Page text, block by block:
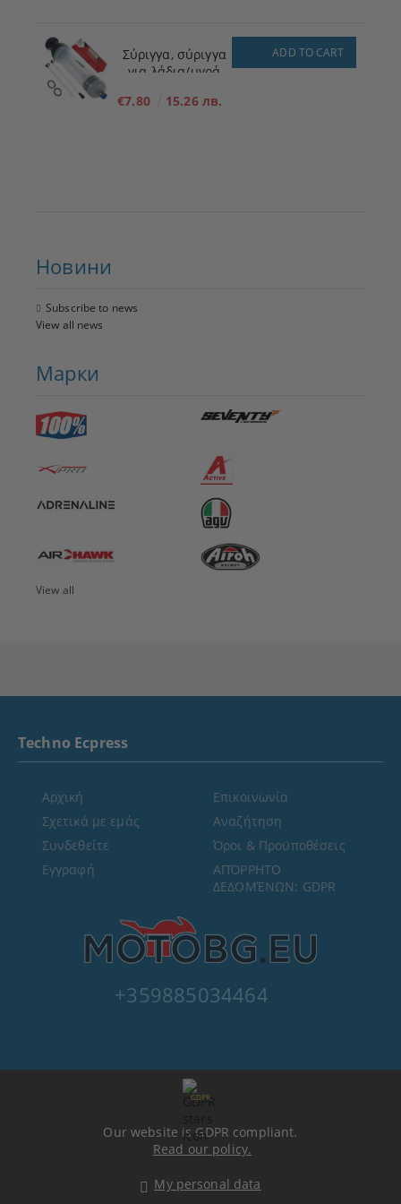
Σύριγγα, σύριγγα
για λάδια/υγρά
€7.80 15.26 лв.
ADD TO CART
Новини
Subscribe to news
View all news
Марки
View all
+359885034464
Techno Ecpress
Αρχική
Σχετικά με εμάς
Συνδεθείτε
Εγγραφή
Επικοινωνία
Αναζήτηση
Όροι & Προϋποθέσεις
ΑΠΌΡΡΗΤΟ
ΔΕΔΟΜΈΝΩΝ: GDPR
GDPR
Our website is GDPR compliant.
Read our policy.
My personal data